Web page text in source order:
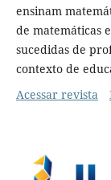
ensinam
de matemáticas
sucedidas de
contexto de
Acessar revista